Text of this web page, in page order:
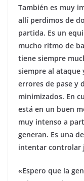
También es muy
allí perdimos de
partida. Es un
mucho ritmo de
tiene siempre
siempre al
errores de pase y
minimizados. En
está en un buen
muy intenso a
generan. Es una
intentar controlar
«Espero que la